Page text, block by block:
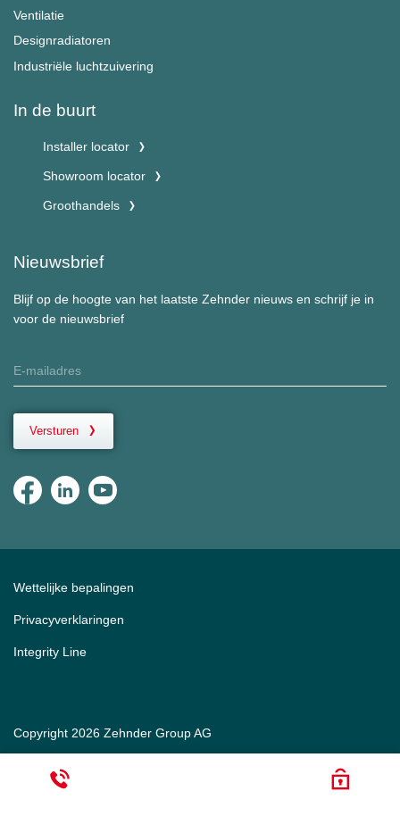
Ventilatie
Designradiatoren
Industriële luchtzuivering
In de buurt
Installer locator
Showroom locator
Groothandels
Nieuwsbrief
Blijf op de hoogte van het laatste Zehnder nieuws en schrijf je in
voor de nieuwsbrief
Versturen
Copyright 2026 Zehnder Group AG
Wettelijke bepalingen
Privacyverklaringen
Integrity Line